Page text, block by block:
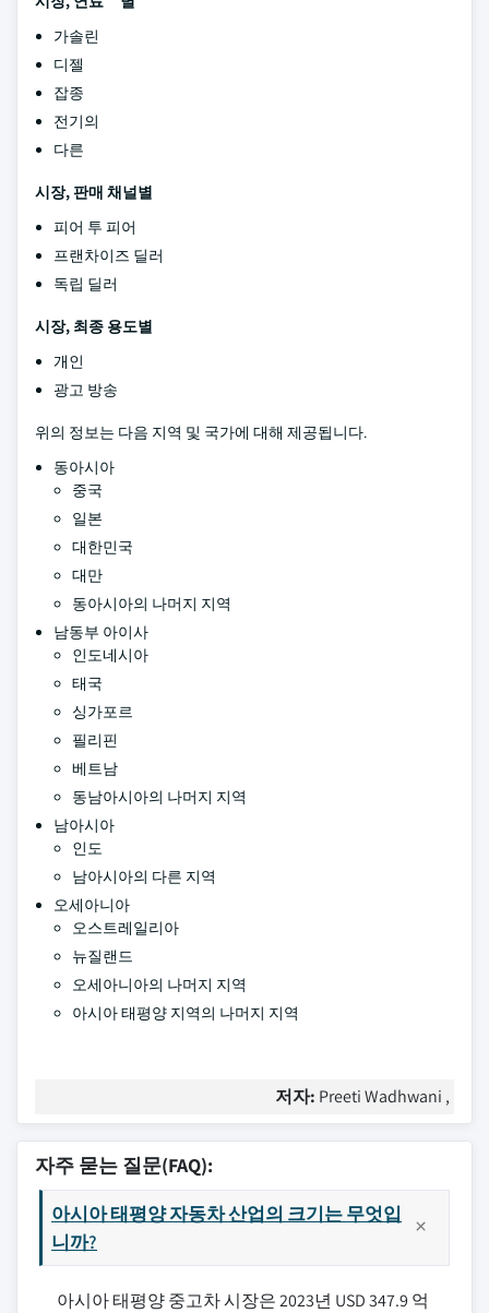
가솔린
디젤
잡종
전기의
다른
시장, 판매 채널별
피어 투 피어
프랜차이즈 딜러
독립 딜러
시장, 최종 용도별
개인
광고 방송
위의 정보는 다음 지역 및 국가에 대해 제공됩니다.
동아시아
중국
일본
대한민국
대만
동아시아의 나머지 지역
남동부 아이사
인도네시아
태국
싱가포르
필리핀
베트남
동남아시아의 나머지 지역
남아시아
인도
남아시아의 다른 지역
오세아니아
오스트레일리아
뉴질랜드
오세아니아의 나머지 지역
아시아 태평양 지역의 나머지 지역
저자: Preeti Wadhwani ,
자주 묻는 질문(FAQ):
아시아 태평양 자동차 산업의 크기는 무엇입
니까?
아시아 태평양 중고차 시장은 2023년 USD 347.9 억